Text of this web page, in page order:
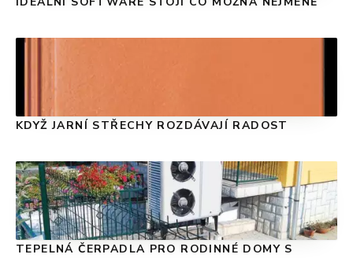
KDYŽ JARNÍ STŘECHY ROZDÁVAJÍ RADOST
TEPELNÁ ČERPADLA PRO RODINNÉ DOMY S